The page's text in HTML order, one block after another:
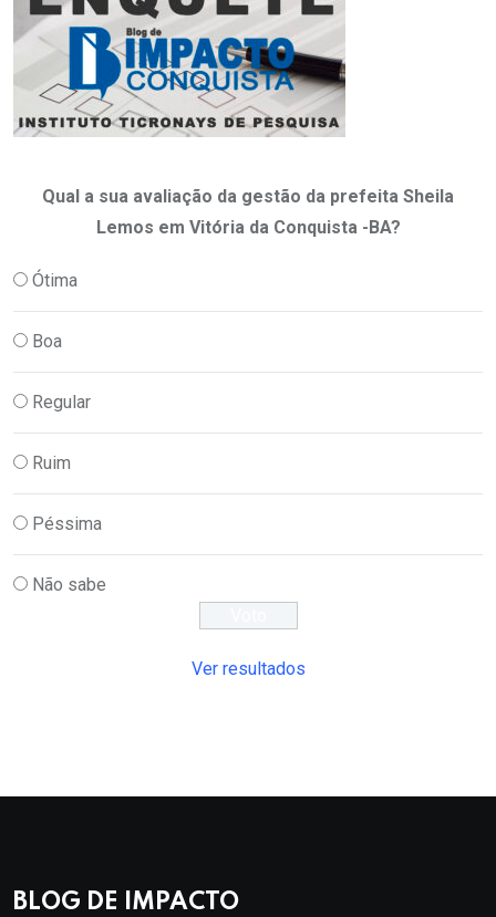
Qual a sua avaliação da gestão da prefeita Sheila
Lemos em Vitória da Conquista -BA?
Ótima
Boa
Regular
Ruim
Péssima
Não sabe
Ver resultados
BLOG DE IMPACTO